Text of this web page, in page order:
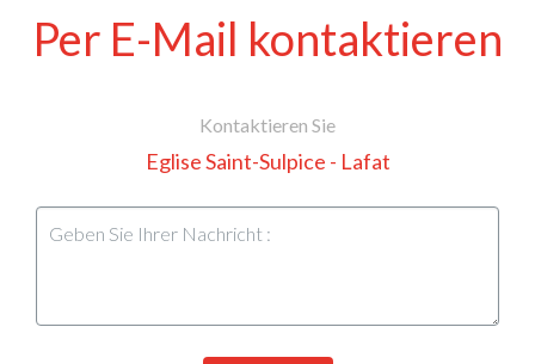
Per E-Mail kontaktieren
Kontaktieren Sie
Eglise Saint-Sulpice - Lafat